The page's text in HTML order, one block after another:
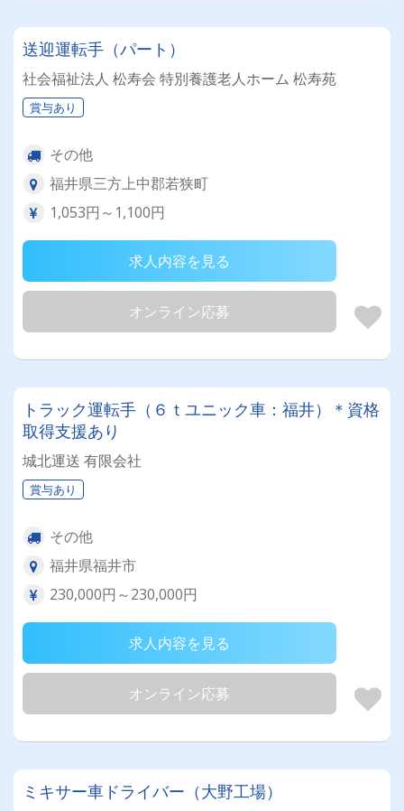
送迎運転手（パート）
社会福祉法人 松寿会 特別養護老人ホーム 松寿苑
賞与あり
その他
福井県三方上中郡若狭町
1,053円～1,100円
求人内容を見る
オンライン応募
トラック運転手（６ｔユニック車：福井）＊資格
取得支援あり
城北運送 有限会社
賞与あり
その他
福井県福井市
230,000円～230,000円
求人内容を見る
オンライン応募
ミキサー車ドライバー（大野工場）